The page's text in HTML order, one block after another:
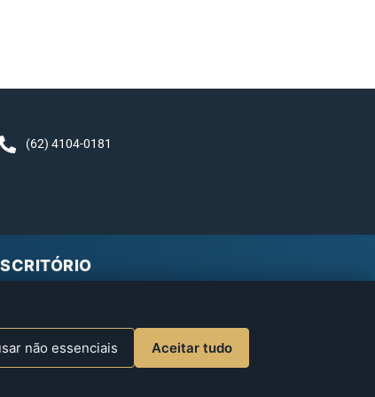
(62) 4104-0181
Google
não pelo escritório.
não essenciais Aceitar tudo